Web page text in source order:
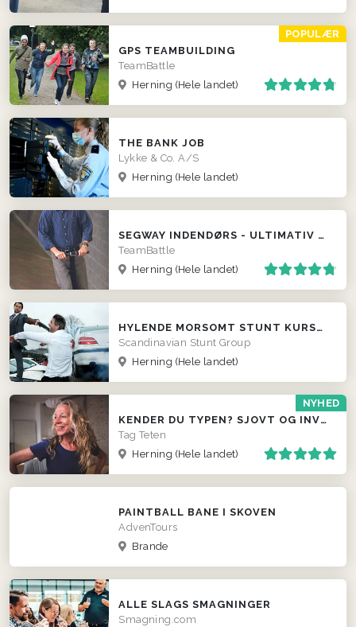
POPULÆR
GPS TEAMBUILDING
TeamBattle
Herning (Hele landet)
THE BANK JOB
Lykke & Co. A/S
Herning (Hele landet)
SEGWAY INDENDØRS - ULTIMATIV POLTERABEND EVENT
TeamBattle
Herning (Hele landet)
HYLENDE MORSOMT STUNT KURSUS TIL FIRMAER
Scandinavian Stunt Group
Herning (Hele landet)
NYHED
KENDER DU TYPEN? SJOVT OG INVOLVERENDE INDSLAG
Tag Teten
Herning (Hele landet)
PAINTBALL BANE I SKOVEN
AdvenTours
Brande
ALLE SLAGS SMAGNINGER
Smagning.com